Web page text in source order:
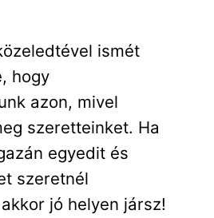
ismét
hogy
azon, mivel
szeretteinket. Ha
egyedit és
szeretnél
jó helyen jársz!